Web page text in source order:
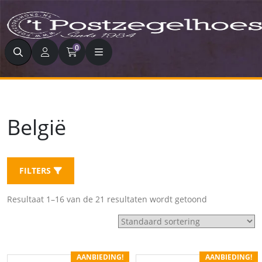
Zoeken 0
België
FILTERS
Resultaat 1–16 van de 21 resultaten wordt getoond
AANBIEDING! AANBIEDING!